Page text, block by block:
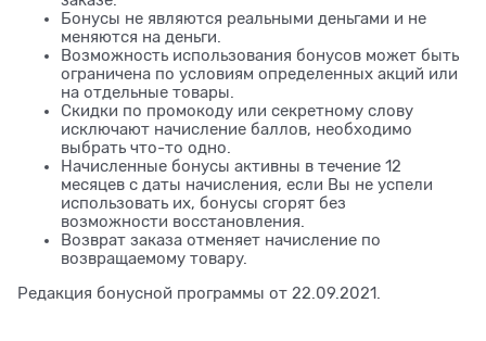
Бонусы не являются реальными деньгами и не
меняются на деньги.
Возможность использования бонусов может быть
ограничена по условиям определенных акций или
на отдельные товары.
Скидки по промокоду или секретному слову
исключают начисление баллов, необходимо
выбрать что-то одно.
Начисленные бонусы активны в течение 12
месяцев с даты начисления, если Вы не успели
использовать их, бонусы сгорят без
возможности восстановления.
Возврат заказа отменяет начисление по
возвращаемому товару.
Редакция бонусной программы от 22.09.2021.